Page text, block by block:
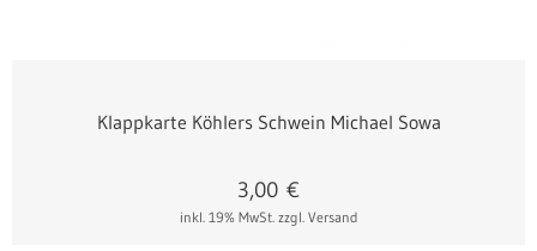
Klappkarte Köhlers Schwein Michael Sowa
inkl. 19% MwSt. zzgl. Versand
3,00 €